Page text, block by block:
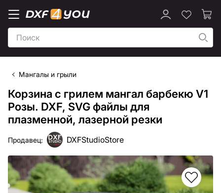
Мангалы и грыли
Корзина c грилем мангал барбекю V1
Розы. DXF, SVG файлы для
плазменной, лазерной резки
Продавец: DXFStudioStore